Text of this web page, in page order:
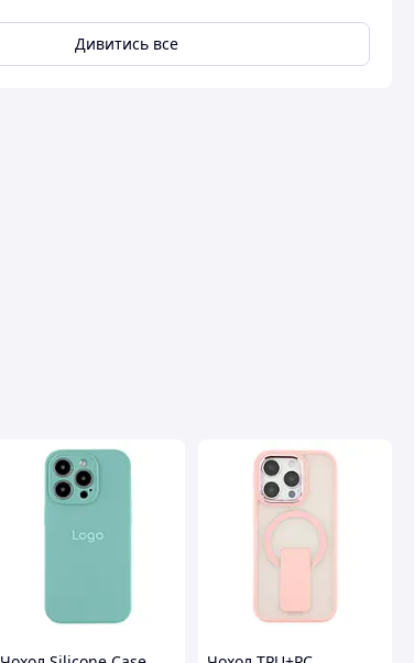
Дивитись все